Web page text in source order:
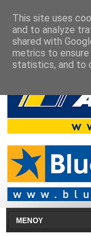
This site uses
and to analyze
shared with
metrics to
statistics, and to